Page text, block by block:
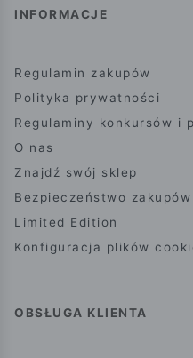
INFORMACJE
Regulamin zakupów
Polityka prywatności
Regulaminy konkursów i
O nas
Znajdź swój sklep
Bezpieczeństwo
Limited Edition
Konfiguracja plików
OBSŁUGA KLIENTA